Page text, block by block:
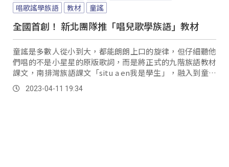
唱歌謠學族語
教材 童謠
全國首創！ 新北團隊推「唱兒歌學族語」教材
童謠是多數人從小到大，都能朗朗上口的旋律，但仔細聽他
們唱的不是小星星的原版歌詞，而是將正式的九階族語教材
課文，南排灣族語課文「situ a en我是學生」，融入到童謠
中。2023-04-11 19:34